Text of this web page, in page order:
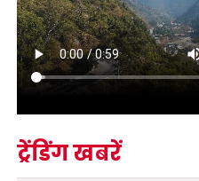
ट्रेंडिंग खबरें